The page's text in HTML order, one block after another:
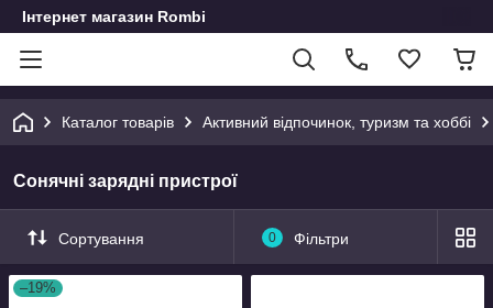
Інтернет магазин Rombi
Каталог товарів Активний відпочинок, туризм та хоббі
Сонячні зарядні пристрої
Сортування 0 Фільтри
–19%